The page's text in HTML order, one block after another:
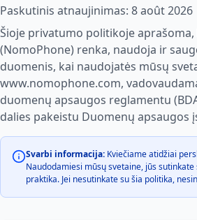
Paskutinis atnaujinimas: 8 août 2026
Šioje privatumo politikoje aprašoma,
(NomoPhone) renka, naudoja ir
duomenis, kai naudojatės mūsų
www.nomophone.com,
duomenų apsaugos reglamentu
dalies pakeistu Duomenų apsaugos
Svarbi informacija: Kviečiame atidžiai
Naudodamiesi mūsų svetaine, jūs
praktika. Jei nesutinkate su šia politika,